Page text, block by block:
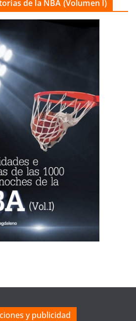
de la NBA (Volumen I)
y publicidad